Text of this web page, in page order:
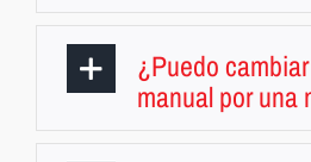
¿Puedo
manual por una